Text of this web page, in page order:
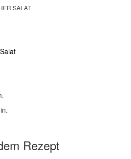
SALAT
Salat
Rezept